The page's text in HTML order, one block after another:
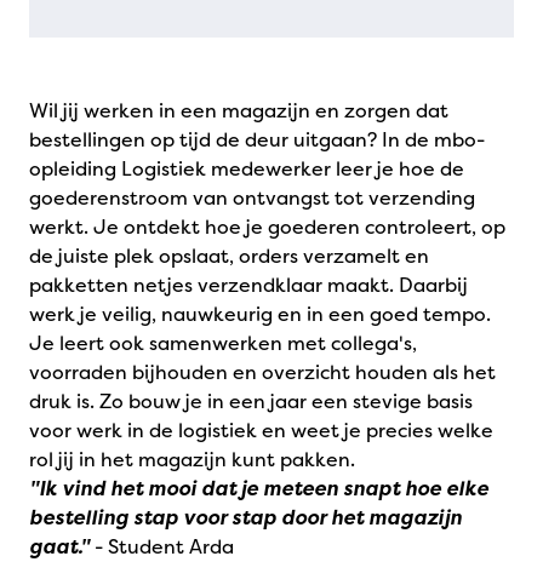
Wil jij werken in een magazijn en zorgen dat
bestellingen op tijd de deur uitgaan? In de mbo-
opleiding Logistiek medewerker leer je hoe de
goederenstroom van ontvangst tot verzending
werkt. Je ontdekt hoe je goederen controleert, op
de juiste plek opslaat, orders verzamelt en
pakketten netjes verzendklaar maakt. Daarbij
werk je veilig, nauwkeurig en in een goed tempo.
Je leert ook samenwerken met collega's,
voorraden bijhouden en overzicht houden als het
druk is. Zo bouw je in een jaar een stevige basis
voor werk in de logistiek en weet je precies welke
rol jij in het magazijn kunt pakken.
"Ik vind het mooi dat je meteen snapt hoe elke
bestelling stap voor stap door het magazijn
gaat."- Student Arda